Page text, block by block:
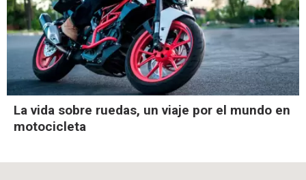
La vida sobre ruedas, un viaje por el mundo en
motocicleta